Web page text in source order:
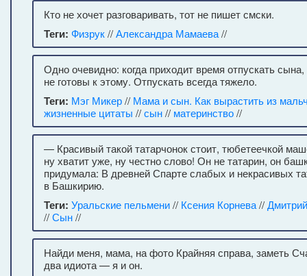
Кто не хочет разговаривать, тот не пишет смски.
Теги: Физрук//Александра Мамаева//
Одно очевидно: когда приходит время отпускать
не готовы к этому. Отпускать всегда тяжело.
Теги: Мэг Микер// Мама и сын. Как вырастить из
жизненные цитаты //сын// материнство//
— Красивый такой татарчонок стоит, тюбетеечкой
ну хватит уже, ну честно слово! Он не татарин, он
придумала: В древней Спарте слабых и некрасивых
в Башкирию.
Теги: Уральские пельмени// Ксения Корнева//
//Сын//
Найди меня, мама, на фото Крайняя справа, заметь
два идиота — я и он.